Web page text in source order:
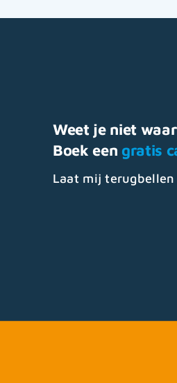
Weet je niet
Boek een gratis
Laat mij terugbellen